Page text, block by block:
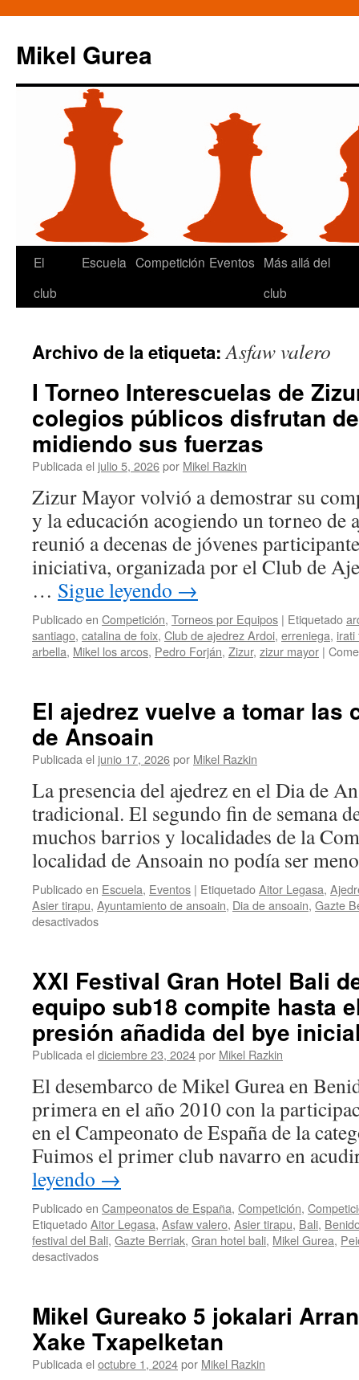
Mikel Gurea
Saltar
El
club
Escuela Competición Eventos Más allá del
club
Archivo de la etiqueta:Asfaw valero
I Torneo Interescuelas de
colegios públicos disfrutan
midiendo sus fuerzas
Publicada el julio 5, 2026por Mikel Razkin
Zizur Mayor volvió a demostrar su
y la educación acogiendo un torneo de
reunió a decenas de jóvenes
iniciativa, organizada por el Club de
… Sigue leyendo →
Publicado en Competición, Torneos por Equipos | Etiquetado
santiago, catalina de foix, Club de ajedrez Ardoi, erreniega, irati
arbella, Mikel los arcos, Pedro Forján, Zizur, zizur mayor |
El ajedrez vuelve a tomar las
de Ansoain
Publicada el junio 17, 2026por Mikel Razkin
La presencia del ajedrez en el Dia de
tradicional. El segundo fin de semana
muchos barrios y localidades de la
localidad de Ansoain no podía ser
Publicado en Escuela, Eventos | EtiquetadoAitor Legasa,
Asier tirapu, Ayuntamiento de ansoain, Dia de ansoain, Gazte
desactivadosen
a
tomar
las
calles
en
el
Día
de
Ansoain
XXI Festival Gran Hotel Bali
equipo sub18 compite hasta
presión añadida del bye
Publicada el diciembre 23, 2024por Mikel Razkin
El desembarco de Mikel Gurea en
primera en el año 2010 con la
en el Campeonato de España de la
Fuimos el primer club navarro en
leyendo →
Publicado en Campeonatos de España, Competición,
EtiquetadoAitor Legasa, Asfaw valero, Asier tirapu, Bali,
festival del Bali, Gazte Berriak, Gran hotel bali, Mikel Gurea,
desactivadosen
Hotel
Bali
de
Benidorm:
Mikel Gureako 5 jokalari
Xake Txapelketan
Publicada el octubre 1, 2024por Mikel Razkin